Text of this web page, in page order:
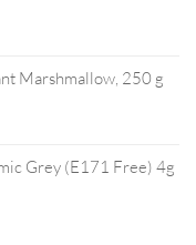
Marshmallow, 250 g
Grey (E171 Free) 4g